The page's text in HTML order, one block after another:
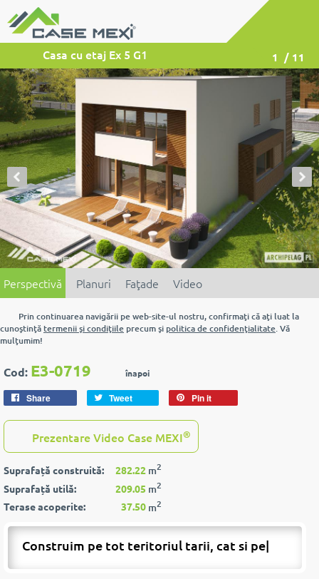
Casa cu etaj Ex 5 G1 1 / 11
Perspectivă Planuri Faţade Video
Prin continuarea navigării pe web-site-ul nostru, confirmaţi că aţi luat la
cunoştinţătermenii şi condiţiile precum şi politica de confidenţialitate. Vă
mulţumim!
Cod: E3-0719 înapoi
Share Tweet Pin it
Prezentare Video Case MEXI®
Suprafață construită: 282.22 m2
Suprafață utilă: 209.05 m2
Terase acoperite: 37.50 m2
Construim pe tot teritoriul tarii, cat si peste